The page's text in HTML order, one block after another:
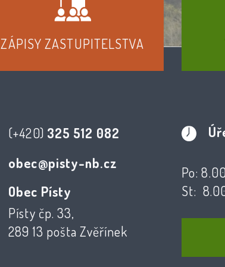
ZÁPISY ZASTUPITELSTVA
(+420) 325 512 082
obec@pisty-nb.cz
Obec Písty
Písty čp. 33,
289 13 pošta Zvěřínek
Po:
St: